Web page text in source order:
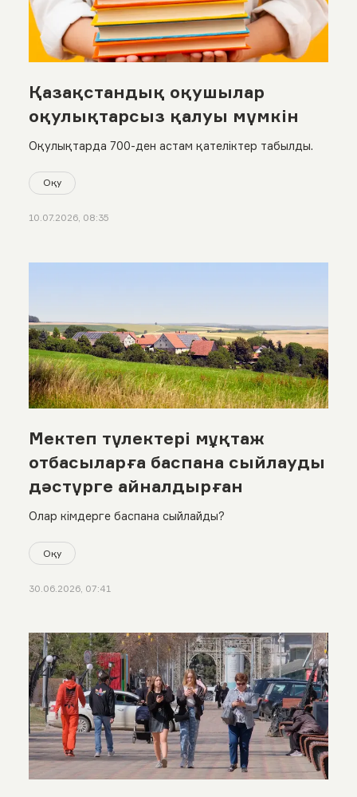
Қазақстандық оқушылар
оқулықтарсыз қалуы мүмкін
Оқулықтарда 700-ден астам қателіктер табылды.
Оқу
10.07.2026, 08:35
Мектеп түлектері мұқтаж
отбасыларға баспана сыйлауды
дәстүрге айналдырған
Олар кімдерге баспана сыйлайды?
Оқу
30.06.2026, 07:41